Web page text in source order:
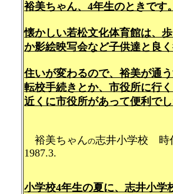
裕美ちゃん、4年生のときです。
懐かしい若松文化体育館は、
か影絵映写会など子供達と良く
住いが変わるので、裕美が通
転校手続きとか、市役所に行
近くに市役所があって便利で
裕美ちゃんの志井小
1987.3.
小学校4年生の夏に、志井小学